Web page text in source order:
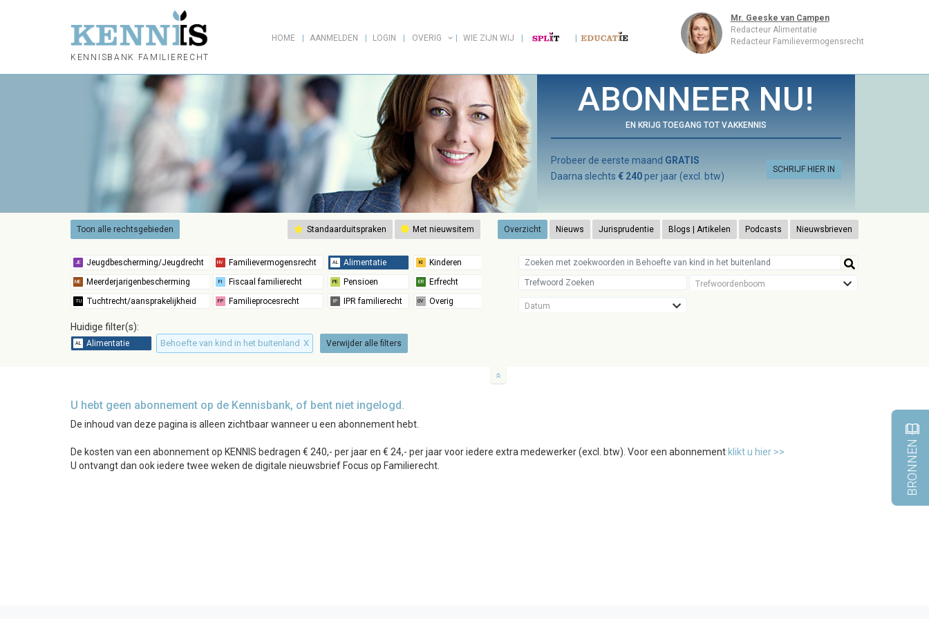
KENNISBANK FAMILIERECHT
HOME AANMELDEN LOGIN OVERIG WIE ZIJN WIJ
Mr. Geeske van Campen
Redacteur Alimentatie
Redacteur Familievermogensrecht
ABONNEER NU!
EN KRIJG TOEGANG TOT VAKKENNIS
SCHRIJF HIER IN
Probeer de eerste maand GRATIS
Daarna slechts € 240per jaar (excl. btw)
Toon alle rechtsgebieden Standaarduitspraken Met nieuwsitem Overzicht Nieuws Jurisprudentie Blogs | Artikelen Podcasts Nieuwsbrieven
Trefwoordenboom
Datum
Huidige filter(s):
Behoefte van kind in het buitenland X Verwijder alle filters
U hebt geen abonnement op de Kennisbank, of bent niet ingelogd.
De inhoud van deze pagina is alleen zichtbaar wanneer u een abonnement hebt.
De kosten van een abonnement op KENNIS bedragen € 240,- per jaar en € 24,- per jaar voor iedere extra medewerker (excl. btw). Voor een abonnement klikt u hier >>
U ontvangt dan ook iedere twee weken de digitale nieuwsbrief Focus op Familierecht.
BRONNEN